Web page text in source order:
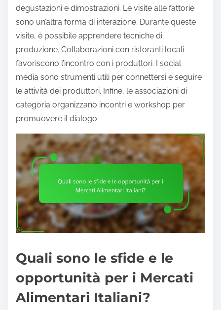
degustazioni e dimostrazioni. Le visite alle fattorie
sono un’altra forma di interazione. Durante queste
visite, è possibile apprendere tecniche di
produzione. Collaborazioni con ristoranti locali
favoriscono l’incontro con i produttori. I social
media sono strumenti utili per connettersi e seguire
le attività dei produttori. Infine, le associazioni di
categoria organizzano incontri e workshop per
promuovere il dialogo.
Quali sono le sfide e le
opportunità per i Mercati
Alimentari Italiani?